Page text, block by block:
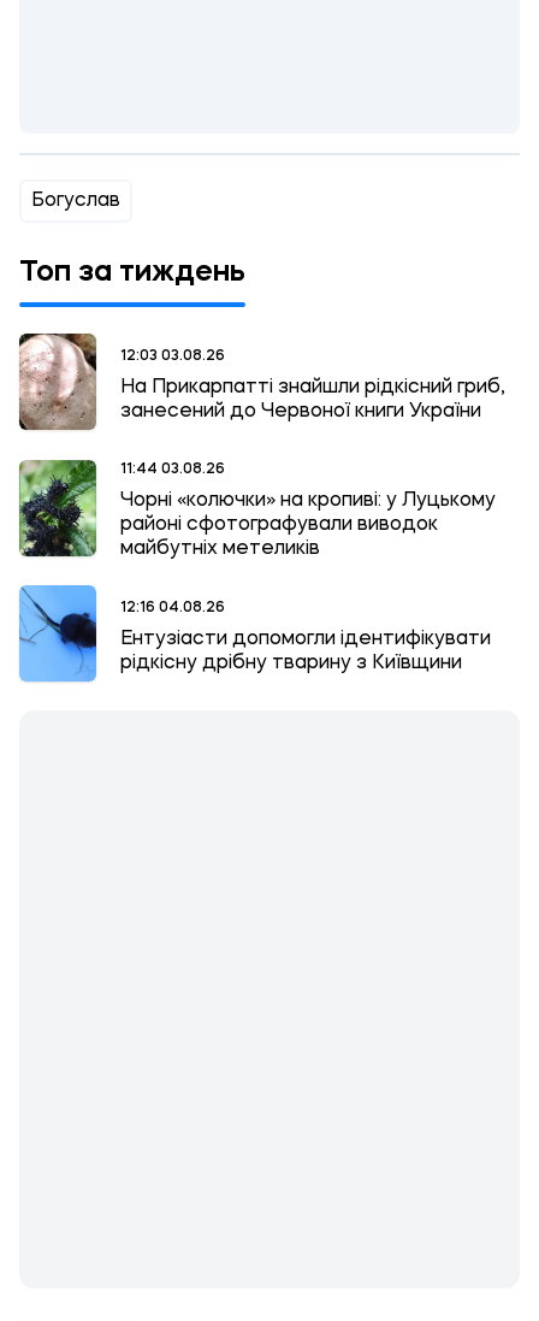
Богуслав
Топ за тиждень
12:03 03.08.26
На Прикарпатті знайшли рідкісний гриб,
занесений до Червоної книги України
11:44 03.08.26
Чорні «колючки» на кропиві: у Луцькому
районі сфотографували виводок
майбутніх метеликів
12:16 04.08.26
Ентузіасти допомогли ідентифікувати
рідкісну дрібну тварину з Київщини